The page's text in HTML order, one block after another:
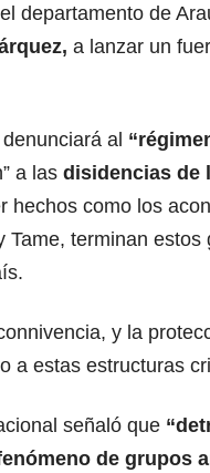
departamento de
a lanzar un
al
a las disidencias de
hechos como los
Tame, terminan
y la
a estas estructuras
señaló que
de grupos